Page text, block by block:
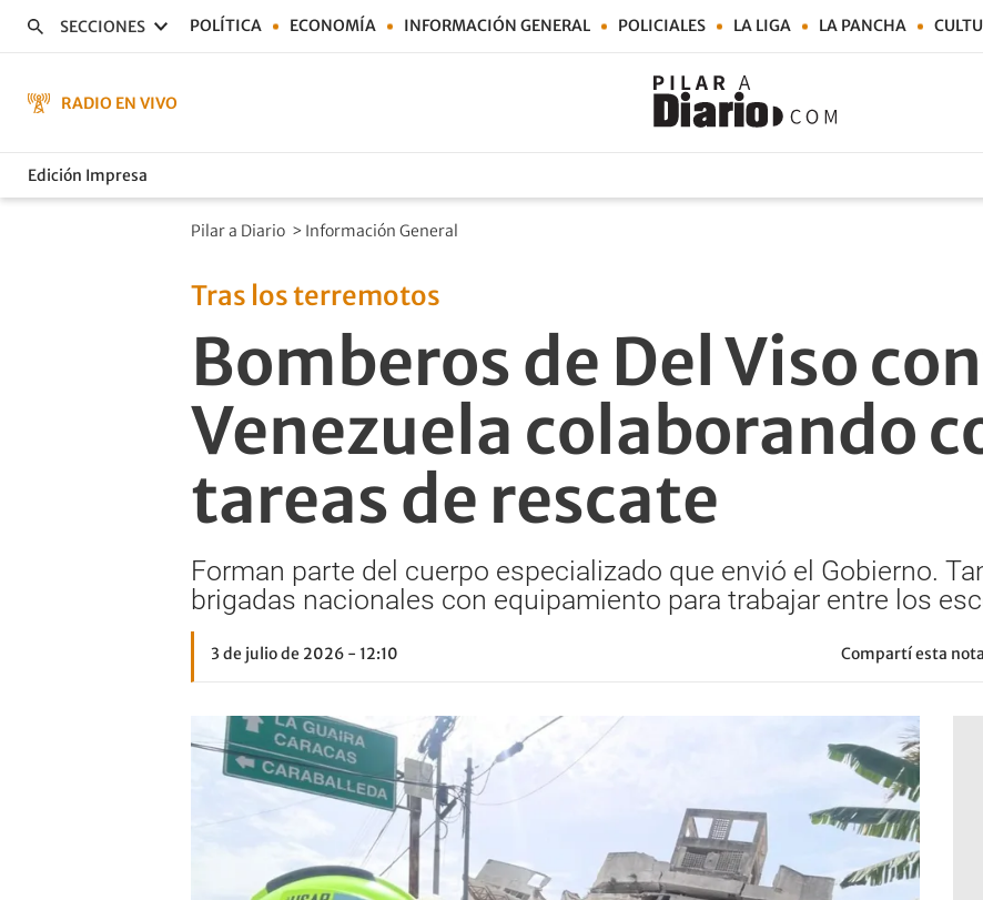
SECCIONES POLÍTICA ECONOMÍA INFORMACIÓN GENERAL POLICIALES LA LIGA LA PANCHA
RADIO EN VIVO
Edición Impresa
Pilar a Diario > Información General
Tras los terremotos
Bomberos de Del Viso
Venezuela colaborando
tareas de rescate
Forman parte del cuerpo especializado que envió el Gobierno.
brigadas nacionales con equipamiento para trabajar entre los
3 de julio de 2026 - 12:10 Compartí esta